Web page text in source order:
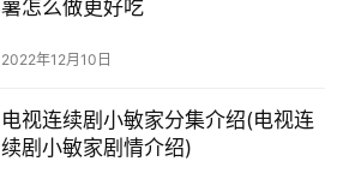
薯怎么做更好吃
2022年12月10日
电视连续剧小敏家分集介绍(电视连
续剧小敏家剧情介绍)